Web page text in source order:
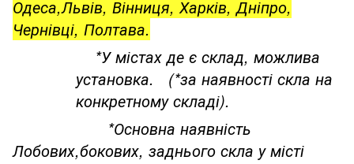
Одеса,Львів, Вінниця, Харків, Дніпро,
Чернівці, Полтава.
*У містах де є склад, можлива
установка. (*за наявності скла на
конкретному складі).
*Основна наявність
Лобових,бокових, заднього скла у місті